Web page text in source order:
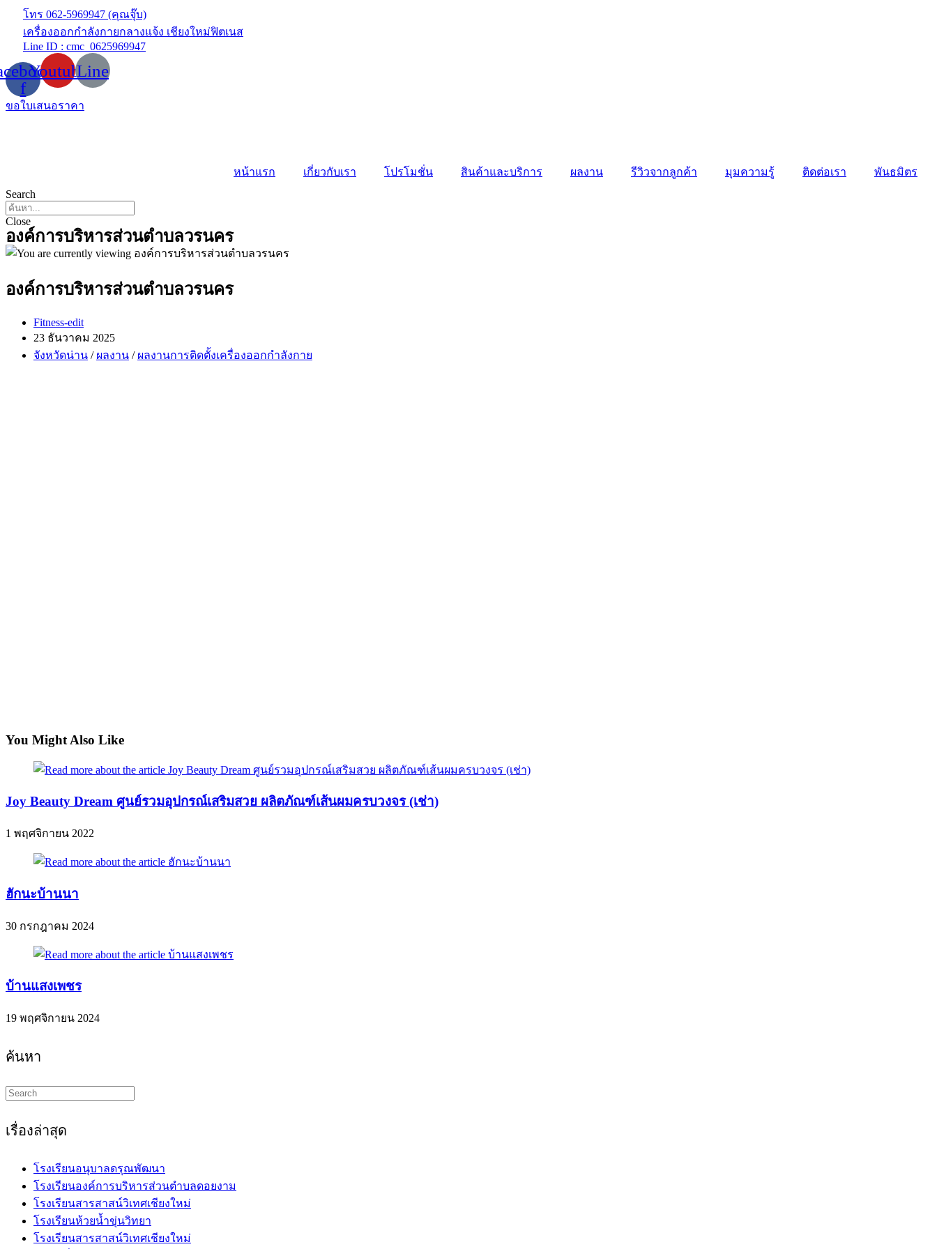
Skip
content
โทร 062-5969947 (คุณจุ๊บ)
เครื่องออกกำลังกายกลางแจ้ง เชียงใหม่ฟิตเนส
Line ID : cmc_0625969947
f
YoutubeLine
ขอใบเสนอราคา
หน้าแรก เกี่ยวกับเรา โปรโมชั่น สินค้าและบริการ ผลงาน รีวิวจากลูกค้า มุมความรู้ ติดต่อเรา
พันธมิตร
Search
Close
องค์การบริหารส่วนตำบลวรนคร
องค์การบริหารส่วนตำบลวรนคร
Post
author:
Fitness-edit
Post
23 ธันวาคม 2025
Post
category:
จังหวัดน่าน / ผลงาน / ผลงานการติดตั้งเครื่องออกกำลังกาย
You Might Also Like
Joy Beauty Dream ศูนย์รวมอุปกรณ์เสริมสวย ผลิตภัณฑ์เส้นผมครบวงจร (เช่า)
1 พฤศจิกายน 2022
ฮักนะบ้านนา
30 กรกฎาคม 2024
บ้านแสงเพชร
19 พฤศจิกายน 2024
ค้นหา
Search
this
เรื่องล่าสุด
โรงเรียนอนุบาลดรุณพัฒนา
โรงเรียนองค์การบริหารส่วนตำบลดอยงาม
โรงเรียนสารสาสน์วิเทศเชียงใหม่
โรงเรียนห้วยน้ำขุ่นวิทยา
โรงเรียนสารสาสน์วิเทศเชียงใหม่